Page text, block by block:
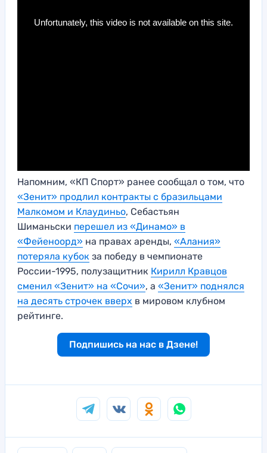
Напомним, «КП Спорт» ранее сообщал о том, что
«Зенит» продлил контракты с бразильцами
Малкомом и Клаудиньо, Себастьян
Шиманьски перешел из «Динамо» в
«Фейеноорд» на правах аренды, «Алания»
потеряла кубок за победу в чемпионате
России-1995, полузащитник Кирилл Кравцов
сменил «Зенит» на «Сочи», а «Зенит» поднялся
на десять строчек вверх в мировом клубном
рейтинге.
Подпишись на нас в Дзене!